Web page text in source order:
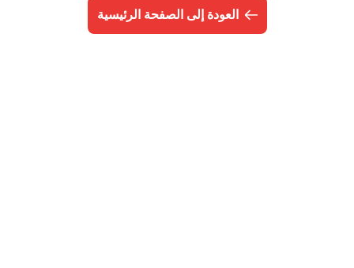
العودة إلى الصفحة الرئيسية